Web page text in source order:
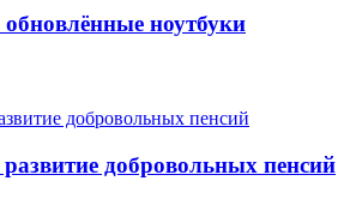
ноутбуки
добровольных пенсий